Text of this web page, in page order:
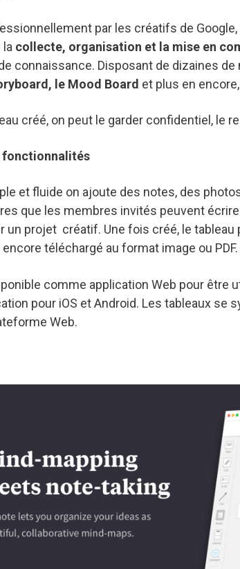
par les créatifs de
collecte, organisation et la mise en
connaissance. Disposant de dizaines
le Mood Board et plus en
créé, on peut le garder confidentiel, le
fonctionnalités
et fluide on ajoute des notes, des
que les membres invités peuvent
un projet créatif. Une fois créé, le tableau
téléchargé au format image ou PDF.
comme application Web pour être
pour iOS et Android. Les tableaux
Web.